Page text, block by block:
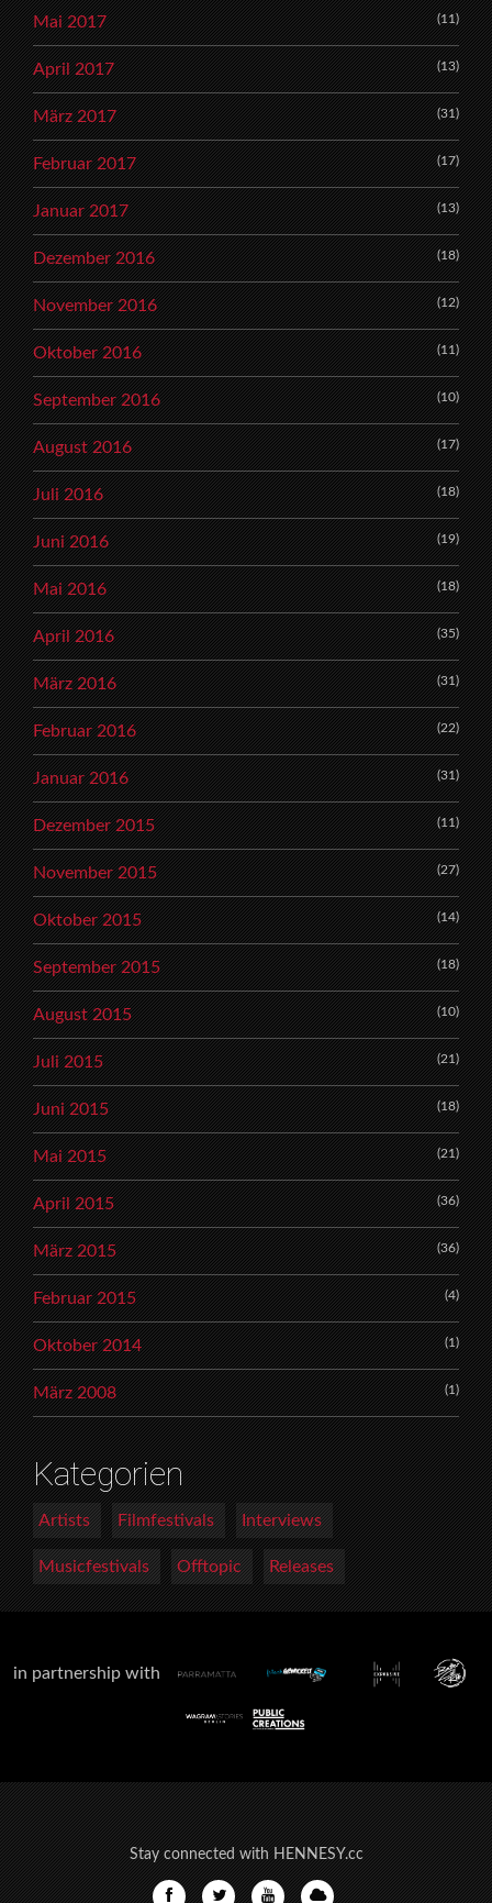
Mai 2017 (11)
April 2017 (13)
März 2017 (31)
Februar 2017 (17)
Januar 2017 (13)
Dezember 2016 (18)
November 2016 (12)
Oktober 2016 (11)
September 2016 (10)
August 2016 (17)
Juli 2016 (18)
Juni 2016 (19)
Mai 2016 (18)
April 2016 (35)
März 2016 (31)
Februar 2016 (22)
Januar 2016 (31)
Dezember 2015 (11)
November 2015 (27)
Oktober 2015 (14)
September 2015 (18)
August 2015 (10)
Juli 2015 (21)
Juni 2015 (18)
Mai 2015 (21)
April 2015 (36)
März 2015 (36)
Februar 2015 (4)
Oktober 2014 (1)
März 2008 (1)
Kategorien
Artists Filmfestivals Interviews
Musicfestivals Offtopic Releases
in partnership with
Stay connected with HENNESY.cc